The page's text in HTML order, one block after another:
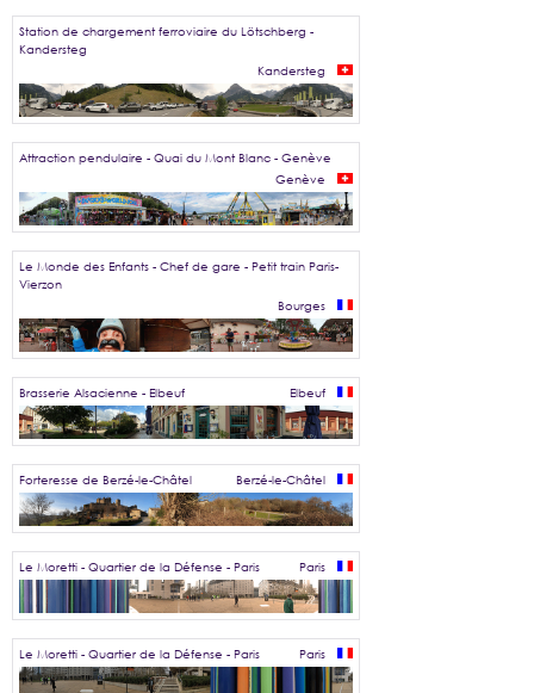
Station de chargement ferroviaire du Lötschberg -
Kandersteg
Kandersteg
Attraction pendulaire - Quai du Mont Blanc - Genève
Genève
Le Monde des Enfants - Chef de gare - Petit train Paris-
Vierzon
Bourges
Brasserie Alsacienne - Elbeuf Elbeuf
Forteresse de Berzé-le-Châtel Berzé-le-Châtel
Le Moretti - Quartier de la Défense - Paris Paris
Le Moretti - Quartier de la Défense - Paris Paris